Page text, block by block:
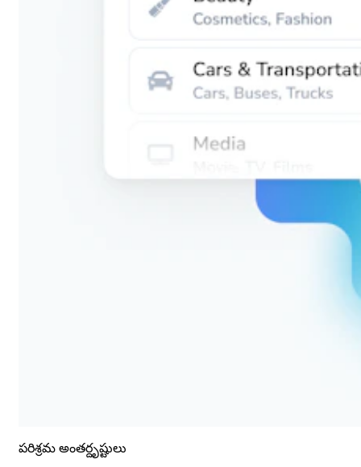
పరిశ్రమ అంతర్దృష్టులు